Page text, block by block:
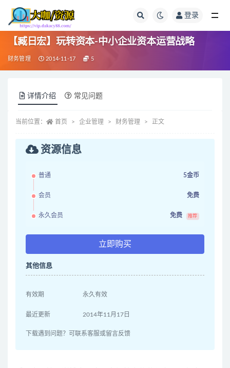
登录
【臧日宏】玩转资本-中小企业资本运营战略
财务管理 2014-11-17 5
详情介绍 常见问题
当前位置： 首页 企业管理 财务管理 正文
资源信息
普通 5金币
会员 免费
永久会员 免费 推荐
立即购买
其他信息
有效期 永久有效
最近更新 2014年11月17日
下载遇到问题？可联系客服或留言反馈
全部